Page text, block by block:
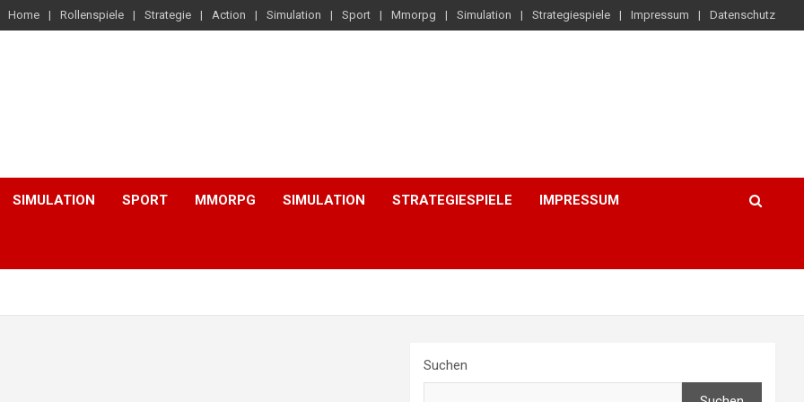
Home Rollenspiele Strategie Action Simulation Sport Mmorpg Simulation Strategiespiele Impressum Datenschutz
SIMULATION SPORT MMORPG SIMULATION STRATEGIESPIELE IMPRESSUM
Suchen